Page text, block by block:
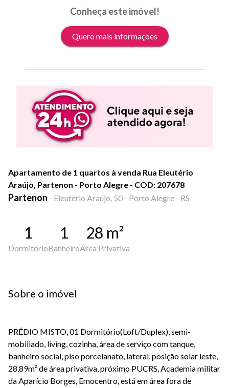
Conheça este imóvel!
Quero mais informações
Apartamento de 1 quartos à venda Rua Eleutério
Araújo, Partenon - Porto Alegre - COD: 207678
Partenon - Eleutério Araújo, 50 - Porto Alegre - RS
1
Dormitório
1
Banheiro
28 m²
Área Privativa
Sobre o imóvel
PRÉDIO MISTO, 01 Dormitório(Loft/Duplex), semi-
mobiliado, living, cozinha, área de serviço com tanque,
banheiro social, piso porcelanato, lateral, posição solar leste,
28,89m² de área privativa, próximo PUCRS, Academia militar
da Aparício Borges, Emocentro, está em área fora de